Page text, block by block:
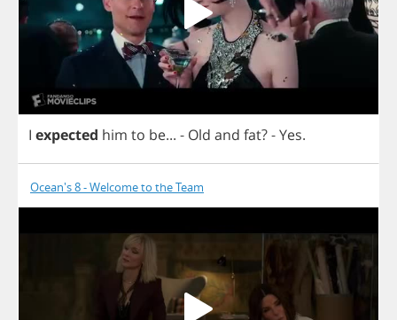
I expected him to be... - Old and fat? -Yes.
Ocean's 8 - Welcome to the Team